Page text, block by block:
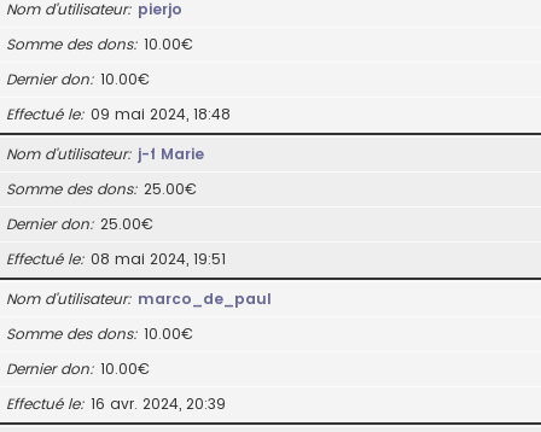
Nom d’utilisateur pierjo
Somme des dons 10.00€
Dernier don 10.00€
Effectué le 09 mai 2024, 18:48
Nom d’utilisateur j-f Marie
Somme des dons 25.00€
Dernier don 25.00€
Effectué le 08 mai 2024, 19:51
Nom d’utilisateur marco_de_paul
Somme des dons 10.00€
Dernier don 10.00€
Effectué le 16 avr. 2024, 20:39